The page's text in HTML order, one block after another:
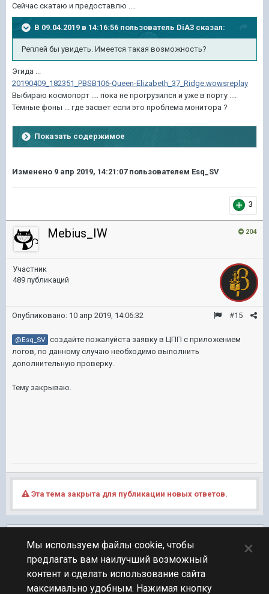
Сейчас скатаю и предоставлю ....
В 09.04.2019 в 14:16:56 пользователь DiA3 сказал:
Реплей бы увидеть. Имеется такая возможность?
Эгида ...
20190409_182351_PBSB106-Queen-Elizabeth_37_Ridge.wowsreplay
Выбираю космопорт .... пока не прогрузился и уже в порту ....
Тёмные фоны ... где засвет если это проблема монитора ?
Показать содержимое
Изменено 9 апр 2019, 14:21:07пользователем Esq_SV
3
204
Mebius_IW
Участник
489 публикаций
#15
Опубликовано: 10 апр 2019, 14:06:32
@Esq_SV создайте пожалуйста заявку в ЦПП с приложением
логов, по данному случаю необходимо выполнить
дополнительную проверку.
Тему закрываю.
Эта тема закрыта для публикации новых ответов.
ПЕРЕЙТИ К СПИСКУ ТЕМ
Технические вопросы
Мы используем файлы cookie, чтобы
предлагать вам наилучший возможный
контент и сделать использование сайта
максимально удобным. Нажимая кнопку
×